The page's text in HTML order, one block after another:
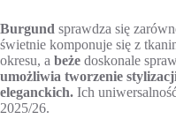
Burgund sprawdza się
świetnie komponuje się z
okresu, a beże doskonale
umożliwia tworzenie
eleganckich. Ich
2025/26.